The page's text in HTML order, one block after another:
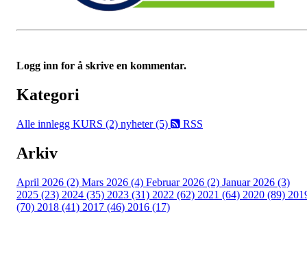
Logg inn for å skrive en kommentar.
Kategori
Alle innlegg KURS (2) nyheter (5) RSS
Arkiv
April 2026 (2) Mars 2026 (4) Februar 2026 (2) Januar 2026 (3)
2025 (23) 2024 (35) 2023 (31) 2022 (62) 2021 (64) 2020 (89)
(70) 2018 (41) 2017 (46) 2016 (17)